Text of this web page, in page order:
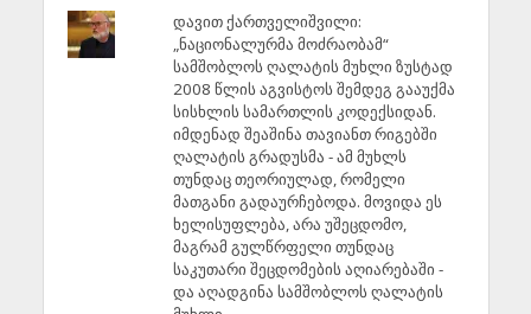
დავით ქართველიშვილი:
„ნაციონალურმა მოძრაობამ“
სამშობლოს ღალატის მუხლი ზუსტად
2008 წლის აგვისტოს შემდეგ გააუქმა
სისხლის სამართლის კოდექსიდან.
იმდენად შეაშინა თავიანთ რიგებში
ღალატის გრადუსმა - ამ მუხლს
თუნდაც თეორიულად, რომელი
მათგანი გადაურჩებოდა. მოვიდა ეს
ხელისუფლება, არა უშეცდომო,
მაგრამ გულწრფელი თუნდაც
საკუთარი შეცდომების აღიარებაში -
და აღადგინა სამშობლოს ღალატის